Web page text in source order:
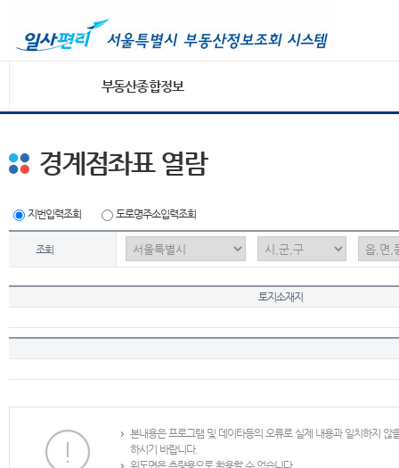
부동산종합정보
경계점좌표 열람
지번입력조회 도로명주소입력조회
조회
토지소재지
본내용은 프로그램 및 데이타등의 오류로 실제 내용과 일치하지
하시기 바랍니다.
위도면은 측량용으로 활용할 수 없습니다.